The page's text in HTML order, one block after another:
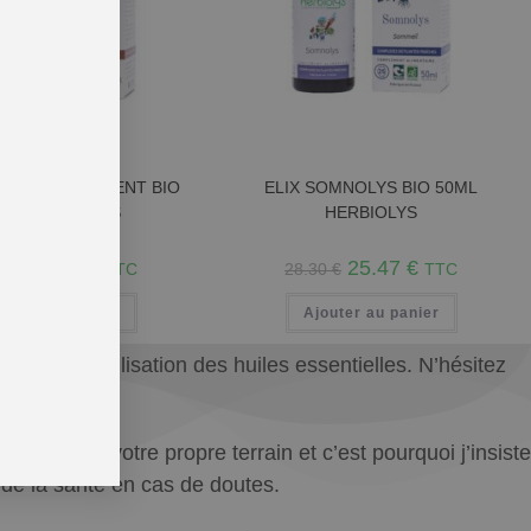
PUBESCENT BIO
HERBIOLYS
TTC
ELIX SOMNOLYS BIO 50ML
HERBIOLYS
28.30€ 25.47€ TTC
Ajouter au panier
à l’utilisation des huiles essentielles. N’hésitez
avec votre propre terrain et c’est pourquoi j’insiste
la santé en cas de doutes.